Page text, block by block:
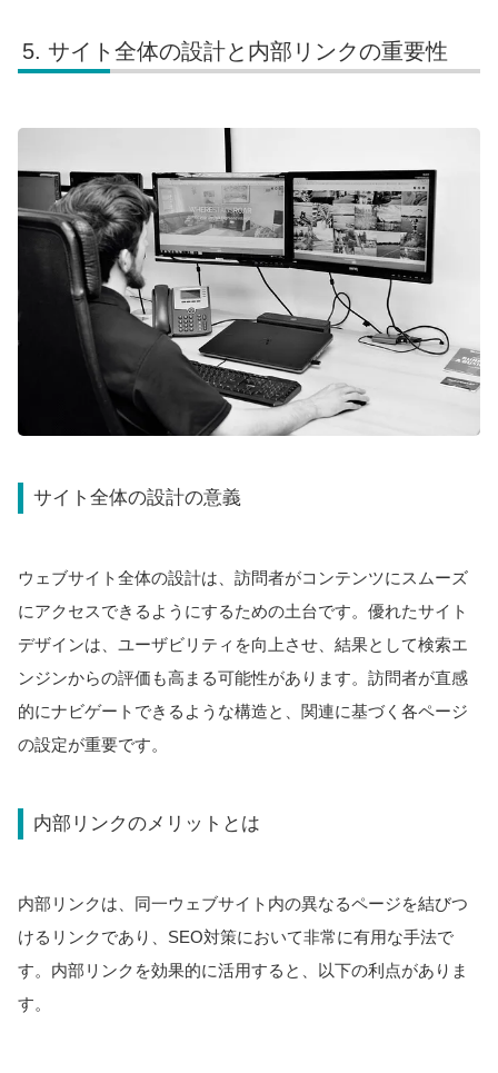
サイト全体の設計と内部リンクの重要性
サイト全体の設計の意義
ウェブサイト全体の設計は、訪問者がコンテンツにスムーズ
にアクセスできるようにするための土台です。優れたサイト
デザインは、ユーザビリティを向上させ、結果として検索エ
ンジンからの評価も高まる可能性があります。訪問者が直感
的にナビゲートできるような構造と、関連に基づく各ページ
の設定が重要です。
内部リンクのメリットとは
内部リンクは、同一ウェブサイト内の異なるページを結びつ
けるリンクであり、SEO対策において非常に有用な手法で
す。内部リンクを効果的に活用すると、以下の利点がありま
す。